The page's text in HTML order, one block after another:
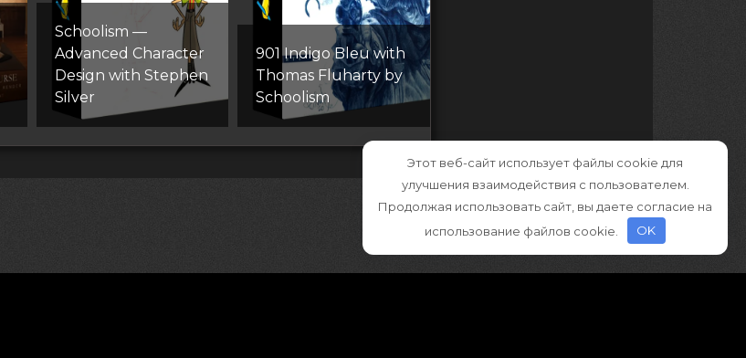
Schoolism —
Advanced Character
Design with Stephen
Silver
901 Indigo Bleu with
Thomas Fluharty by
Schoolism
Этот веб-сайт использует файлы cookie для
улучшения взаимодействия с пользователем.
Продолжая использовать сайт, вы даете согласие на
использование файлов cookie.
OK